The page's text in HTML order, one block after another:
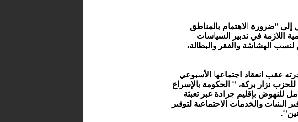
إلى "ضرورة الاهتمام بالمناطق
اللازمة في تدبير السياسات
لنسب الهشاشة والفقر والبطالة،
عقب انعقاد اجتماعها الأسبوعي
نزار بركة، " الحكومة بالإسراع
للنهوض بإقليم جرادة عبر تعبئة
البنيات والخدمات الاجتماعية لتوفير